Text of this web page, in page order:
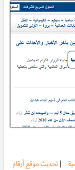
|تحديث موقع أرقام